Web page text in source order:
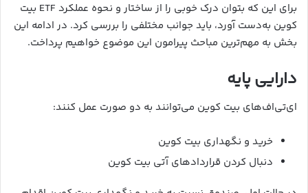
برای این ‌که بتوان درک خوبی را از ساختار و نحوه عملکرد ETF بیت
کوین به‌دست آورد، باید جوانب مختلفی را بررسی کرد. در ادامه این
بخش به مهم‌ترین مباحث پیرامون این موضوع خواهیم پرداخت.
دارایی پایه
ای‌تی‌اف‌های بیت کوین می‌‌توانند به دو صورت عمل کنند:
خرید و نگهداری بیت کوین
دنبال کردن قراردادهای آتی بیت کوین